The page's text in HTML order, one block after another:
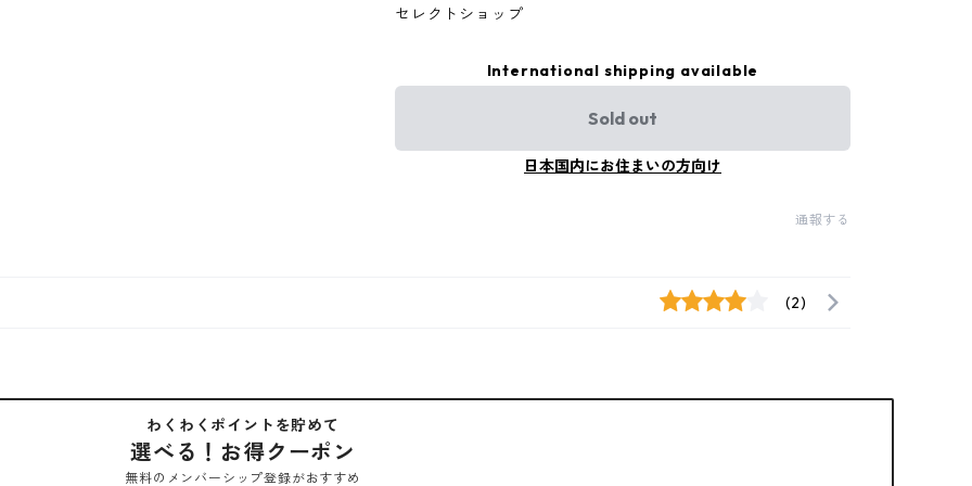
セレクトショップ
International shipping available
Sold out
日本国内にお住まいの方向け
通報する
(2)
わくわくポイントを貯めて
選べる！お得クーポン
無料のメンバーシップ登録がおすすめ